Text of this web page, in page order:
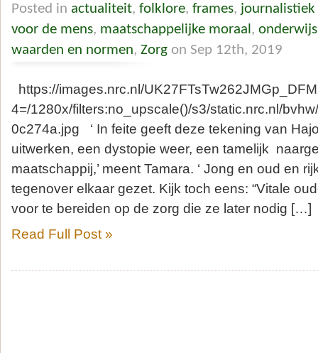
Posted in actualiteit, folklore, frames, journalistiek
voor de mens, maatschappelijke moraal , onderwijs
waarden en normen, Zorg on Sep 12th, 2019
https://images.nrc.nl/
4=/1280x/filters:no_upscale()/s3/static.nrc.nl/
0c274a.jpg ‘ In feite geeft deze tekening van
uitwerken, een dystopie weer, een tamelijk
maatschappij,’ meent Tamara. ‘ Jong en oud en
tegenover elkaar gezet. Kijk toch eens: “Vitale
voor te bereiden op de zorg die ze later nodig […]
Read Full Post »